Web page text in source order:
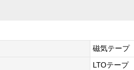
磁気テープ
LTOテープ